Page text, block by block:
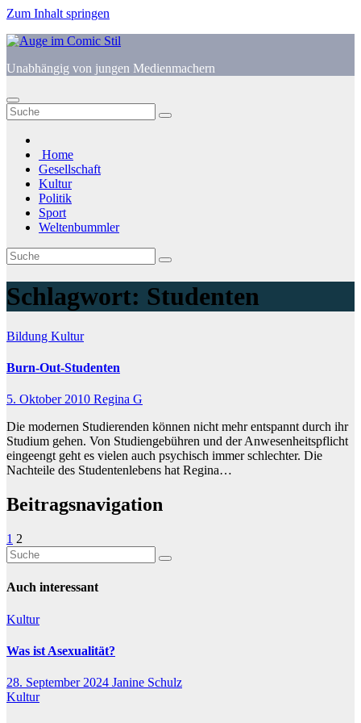
Zum Inhalt springen
Unabhängig von jungen Medienmachern
Home
Gesellschaft
Kultur
Politik
Sport
Weltenbummler
Schlagwort: Studenten
Bildung Kultur
Burn-Out-Studenten
5. Oktober 2010 Regina G
Die modernen Studierenden können nicht mehr entspannt durch ihr
Studium gehen. Von Studiengebühren und der Anwesenheitspflicht
eingeengt geht es vielen auch psychisch immer schlechter. Die
Nachteile des Studentenlebens hat Regina…
Beitragsnavigation
1 2
Auch interessant
Kultur
Was ist Asexualität?
28. September 2024 Janine Schulz
Kultur